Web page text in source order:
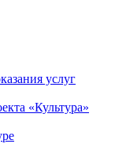
услуг
«Культура»